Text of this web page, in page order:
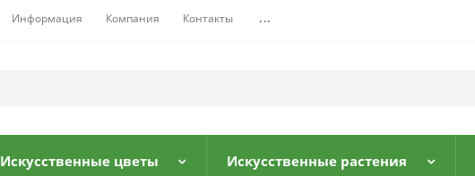
Информация Компания Контакты ...
Искусственные цветы Искусственные растения